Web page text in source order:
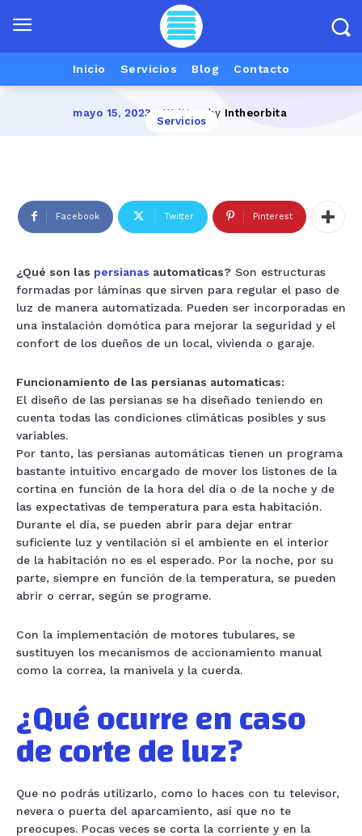
Inicio Servicios Blog Contacto
Persianas
Automaticas
Servicios
mayo 15, 2023 Written by Intheorbita
Facebook Twitter Pinterest
¿Qué son las persianas automaticas? Son estructuras
formadas por láminas que sirven para regular el paso de
luz de manera automatizada. Pueden ser incorporadas en
una instalación domótica para mejorar la seguridad y el
confort de los dueños de un local, vivienda o garaje.
Funcionamiento de las persianas automaticas:
El diseño de las persianas se ha diseñado teniendo en
cuenta todas las condiciones climáticas posibles y sus
variables.
Por tanto, las persianas automáticas tienen un programa
bastante intuitivo encargado de mover los listones de la
cortina en función de la hora del día o de la noche y de
las expectativas de temperatura para esta habitación.
Durante el día, se pueden abrir para dejar entrar
suficiente luz y ventilación si el ambiente en el interior
de la habitación no es el esperado. Por la noche, por su
parte, siempre en función de la temperatura, se pueden
abrir o cerrar, según se programe.
Con la implementación de motores tubulares, se
sustituyen los mecanismos de accionamiento manual
como la correa, la manivela y la cuerda.
¿Qué ocurre en caso
de corte de luz?
Que no podrás utilizarlo, como lo haces con tu televisor,
nevera o puerta del aparcamiento, así que no te
preocupes. Pocas veces se corta la corriente y en la